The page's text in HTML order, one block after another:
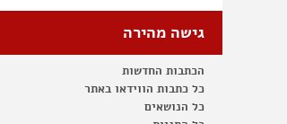
גישה מהירה
הכתבות החדשות
כל כתבות הווידאו באתר
כל הנושאים